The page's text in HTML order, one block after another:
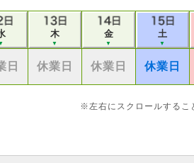
木
▼
金
▼
土
▼
日 休業日 休業日 休業日
※左右にスクロールするこ